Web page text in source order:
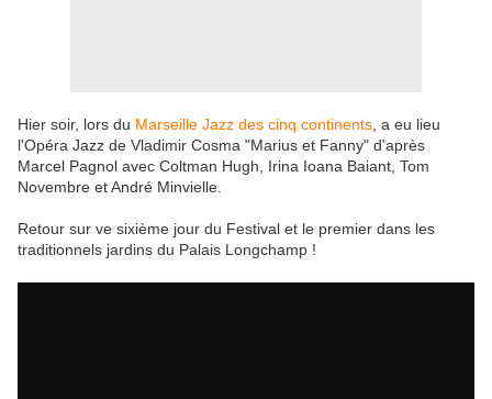
Hier soir, lors du Marseille Jazz des cinq continents , a eu lieu
l'Opéra Jazz de Vladimir Cosma "Marius et Fanny" d'après
Marcel Pagnol avec Coltman Hugh, Irina Ioana Baiant, Tom
Novembre et André Minvielle.
Retour sur ve sixième jour du Festival et le premier dans les
traditionnels jardins du Palais Longchamp !